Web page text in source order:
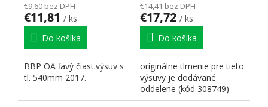
€9,60 bez DPH
€11,81 / ks
Do košíka
BBP OA ľavý čiast.výsuv s
tl. 540mm 2017.
€14,41 bez DPH
€17,72 / ks
Do košíka
originálne tlmenie pre tieto
výsuvy je dodávané
oddelene (kód 308749)